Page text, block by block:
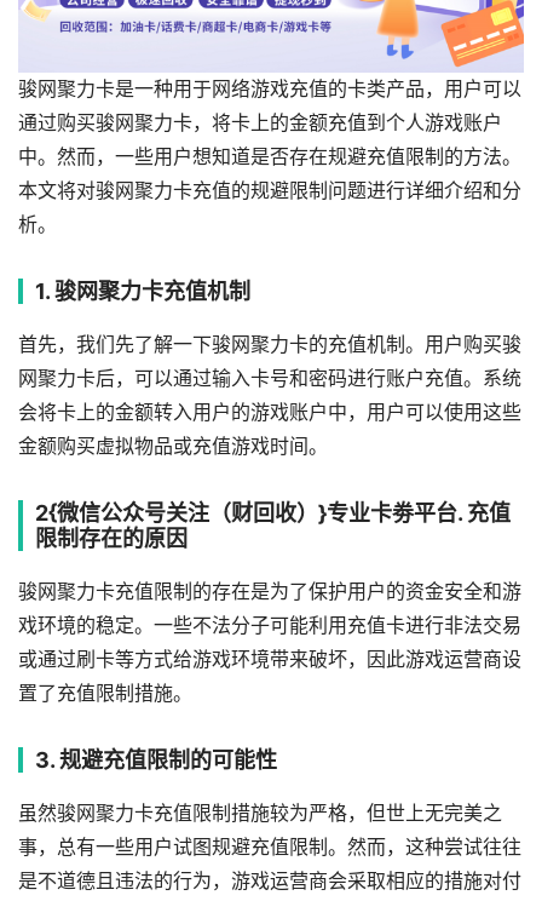
骏网聚力卡是一种用于网络游戏充值的卡类产品，用户可以
通过购买骏网聚力卡，将卡上的金额充值到个人游戏账户
中。然而，一些用户想知道是否存在规避充值限制的方法。
本文将对骏网聚力卡充值的规避限制问题进行详细介绍和分
析。
1. 骏网聚力卡充值机制
首先，我们先了解一下骏网聚力卡的充值机制。用户购买骏
网聚力卡后，可以通过输入卡号和密码进行账户充值。系统
会将卡上的金额转入用户的游戏账户中，用户可以使用这些
金额购买虚拟物品或充值游戏时间。
2{微信公众号关注（财回收）}专业卡劵平台. 充值
限制存在的原因
骏网聚力卡充值限制的存在是为了保护用户的资金安全和游
戏环境的稳定。一些不法分子可能利用充值卡进行非法交易
或通过刷卡等方式给游戏环境带来破坏，因此游戏运营商设
置了充值限制措施。
3. 规避充值限制的可能性
虽然骏网聚力卡充值限制措施较为严格，但世上无完美之
事，总有一些用户试图规避充值限制。然而，这种尝试往往
是不道德且违法的行为，游戏运营商会采取相应的措施对付